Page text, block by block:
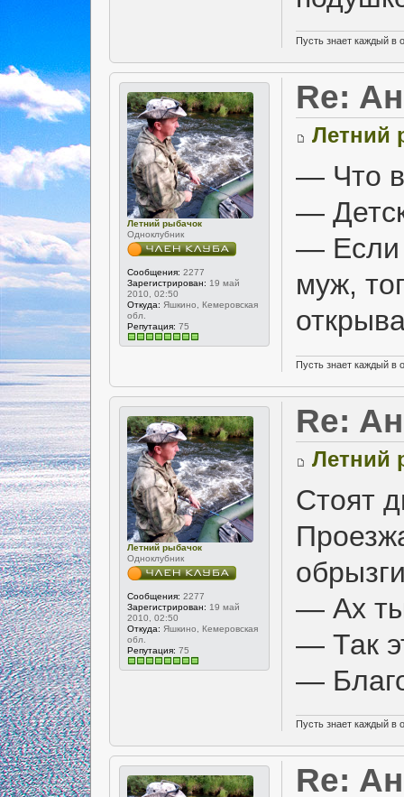
Пусть знает каждый в
Летний рыбачок
Одноклубник
Сообщения: 2277
Зарегистрирован: 19 май
2010, 02:50
Откуда: Яшкино, Кемеровская
обл.
Репутация: 75
Re:
Летний
— Что
—
— Если
муж,
Пусть знает каждый в
Летний рыбачок
Одноклубник
Сообщения: 2277
Зарегистрирован: 19 май
2010, 02:50
Откуда: Яшкино, Кемеровская
обл.
Репутация: 75
Re:
Летний
Стоят
— Ах
— Так
—
Пусть знает каждый в
Re: